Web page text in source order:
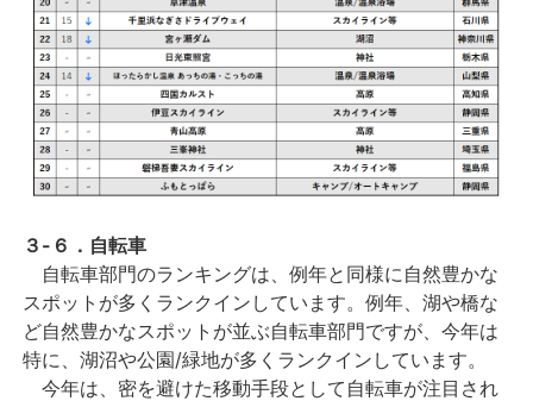
３-６． 自転車
自転車部門のランキングは、例年と同様に自然豊かな
スポットが多くランクインしています。例年、湖や橋な
ど自然豊かなスポットが並ぶ自転車部門ですが、今年は
特に、湖沼や公園/緑地が多くランクインしています。
今年は、密を避けた移動手段として自転車が注目され